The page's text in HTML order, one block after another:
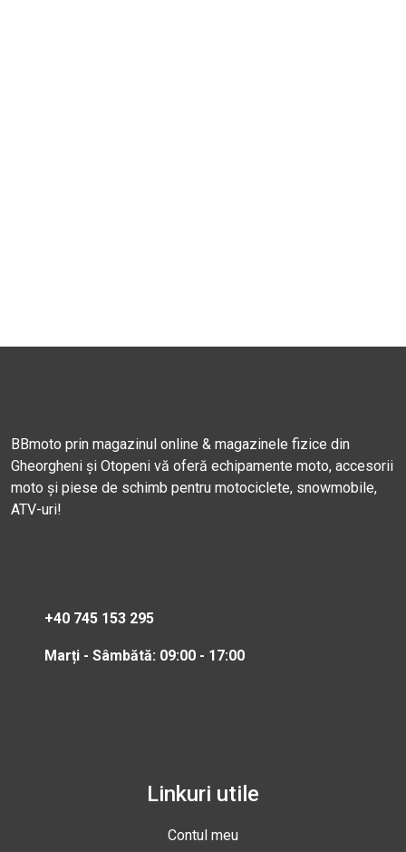
BBmoto prin magazinul online & magazinele fizice din
Gheorgheni și Otopeni vă oferă echipamente moto, accesorii
moto și piese de schimb pentru motociclete, snowmobile,
ATV-uri!
+40 745 153 295
Marți - Sâmbătă: 09:00 - 17:00
Linkuri utile
Contul meu